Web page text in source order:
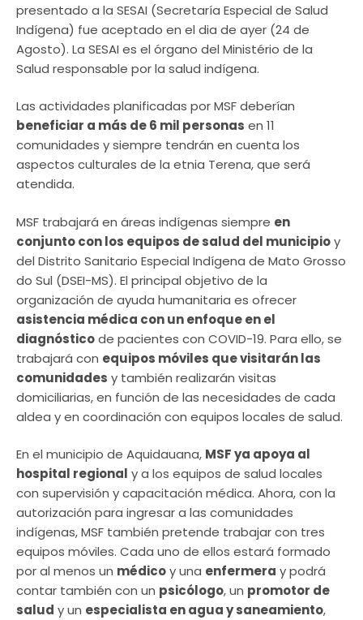
presentado a la SESAI (Secretaría Especial de Salud
Indígena) fue aceptado en el dia de ayer (24 de
Agosto). La SESAI es el órgano del Ministério de la
Salud responsable por la salud indígena.
Las actividades planificadas por MSF deberían
beneficiar a más de 6 mil personas en 11
comunidades y siempre tendrán en cuenta los
aspectos culturales de la etnia Terena, que será
atendida.
MSF trabajará en áreas indígenas siempre en
conjunto con los equipos de salud del municipioy
del Distrito Sanitario Especial Indígena de Mato Grosso
do Sul (DSEI-MS). El principal objetivo de la
organización de ayuda humanitaria es ofrecer
asistencia médica con un enfoque en el
diagnósticode pacientes con COVID-19. Para ello, se
trabajará con equipos móviles que visitarán las
comunidades y también realizarán visitas
domiciliarias, en función de las necesidades de cada
aldea y en coordinación con equipos locales de salud.
En el municipio de Aquidauana, MSF ya apoya al
hospital regional y a los equipos de salud locales
con supervisión y capacitación médica. Ahora, con la
autorización para ingresar a las comunidades
indígenas, MSF también pretende trabajar con tres
equipos móviles. Cada uno de ellos estará formado
por al menos un médicoy una enfermera y podrá
contar también con un psicólogo, un promotor de
salud y un especialista en agua y saneamiento,